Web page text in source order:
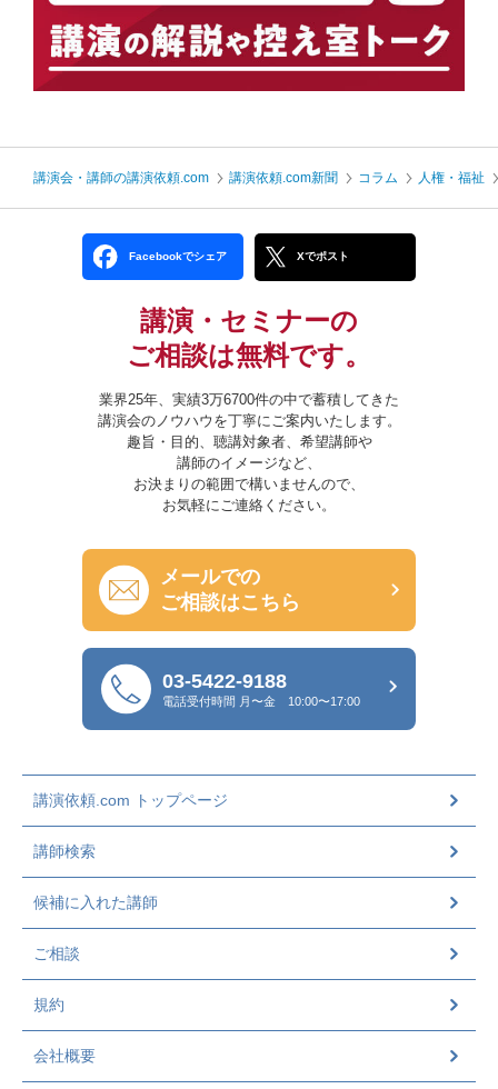
講演会・講師の講演依頼.com 講演依頼.com新聞 コラム 人権・福祉
Facebookでシェア Xでポスト
講演・セミナーの
ご相談は無料です。
業界25年、実績3万6700件の中で蓄積してきた
講演会のノウハウを丁寧にご案内いたします。
趣旨・目的、聴講対象者、希望講師や
講師のイメージなど、
お決まりの範囲で構いませんので、
お気軽にご連絡ください。
メールでの
ご相談はこちら
03-5422-9188
電話受付時間 月〜金 10:00〜17:00
講演依頼.com トップページ
講師検索
候補に入れた講師
ご相談
規約
会社概要